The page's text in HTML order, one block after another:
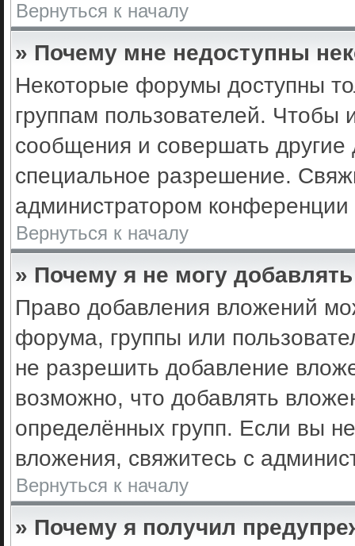
Вернуться к началу
» Почему мне недоступны
Некоторые форумы доступны
группам пользователей. Чтобы
сообщения и совершать
специальное разрешение.
администратором
Вернуться к началу
» Почему я не могу
Право добавления вложений
форума, группы или
не разрешить добавление
возможно, что добавлять
определённых групп. Если вы
вложения, свяжитесь с
Вернуться к началу
» Почему я получил